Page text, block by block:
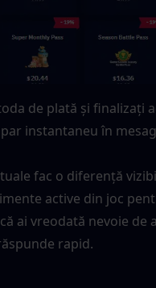
de plată și finalizați
instantaneu în
fac o diferență
active din joc
ai vreodată nevoie de
rapid.